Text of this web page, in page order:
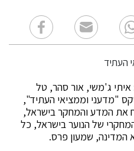
ג'משי, אור סהר, טל
"מדעני וממציאי העתיד",
את המדע והמחקר בישראל,
של הנוער בישראל, כל
המדינה, שמעון פרס.